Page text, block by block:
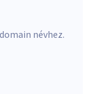
névhez.